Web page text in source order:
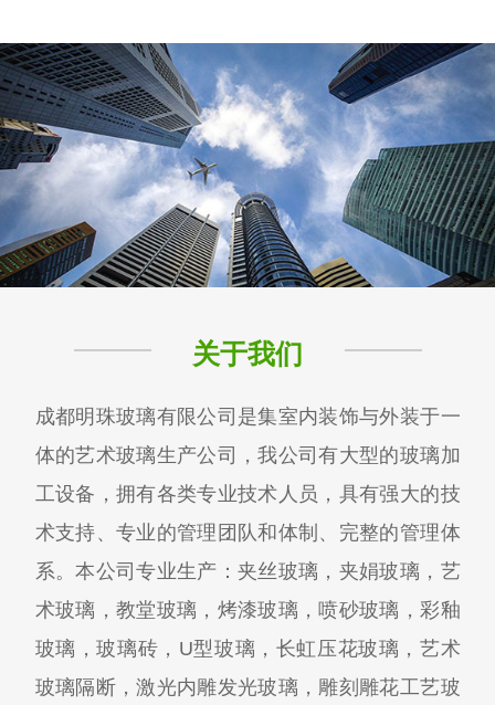
关于我们
成都明珠玻璃有限公司是集室内装饰与外装于一
体的艺术玻璃生产公司，我公司有大型的玻璃加
工设备，拥有各类专业技术人员，具有强大的技
术支持、专业的管理团队和体制、完整的管理体
系。本公司专业生产：夹丝玻璃，夹娟玻璃，艺
术玻璃，教堂玻璃，烤漆玻璃，喷砂玻璃，彩釉
玻璃，玻璃砖，U型玻璃，长虹压花玻璃，艺术
玻璃隔断，激光内雕发光玻璃，雕刻雕花工艺玻